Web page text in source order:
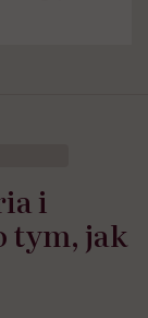
i
tym, jak